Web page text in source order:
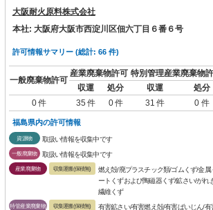
大阪耐火原料株式会社
本社: 大阪府大阪市西淀川区佃六丁目６番６号
許可情報サマリー (総計: 66 件)
一般廃棄物許可
産業廃棄物許可 特別管理産業廃棄物
収運
処分 収運 処分
0 件
35 件 0 件 31 件 0 件
福島県内の許可情報
資源物 取扱い情報を収集中です
一般廃棄物 取扱い情報を収集中です
産業廃棄物 収集運搬(保積無)
燃え殻/廃プラスチック類/ゴムくず/金
ートくずおよび陶磁器くず/鉱さい/がれ
繊維くず
特管産業廃棄物 収集運搬(保積無) 有害鉱さい/有害燃え殻/有害ばいじん/有